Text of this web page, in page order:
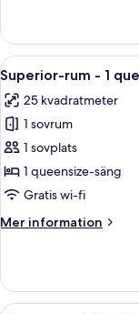
Presidential
Öppna
alla
foton
för
Superior-
rum
-
queensize-
4
Superior-rum - 1
25 kvadratmeter
1 sovrum
1 sovplats
1 queensize-säng
Gratis wi-fi
Mer information
Mer
rum